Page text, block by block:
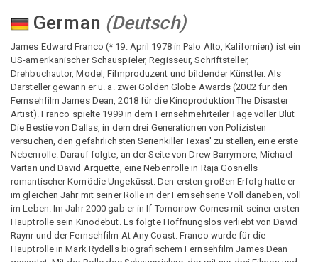
German (Deutsch)
James Edward Franco (* 19. April 1978 in Palo Alto, Kalifornien) ist ein
US-amerikanischer Schauspieler, Regisseur, Schriftsteller,
Drehbuchautor, Model, Filmproduzent und bildender Künstler. Als
Darsteller gewann er u. a. zwei Golden Globe Awards (2002 für den
Fernsehfilm James Dean, 2018 für die Kinoproduktion The Disaster
Artist). Franco spielte 1999 in dem Fernsehmehrteiler Tage voller Blut –
Die Bestie von Dallas, in dem drei Generationen von Polizisten
versuchen, den gefährlichsten Serienkiller Texas' zu stellen, eine erste
Nebenrolle. Darauf folgte, an der Seite von Drew Barrymore, Michael
Vartan und David Arquette, eine Nebenrolle in Raja Gosnells
romantischer Komödie Ungeküsst. Den ersten großen Erfolg hatte er
im gleichen Jahr mit seiner Rolle in der Fernsehserie Voll daneben, voll
im Leben. Im Jahr 2000 gab er in If Tomorrow Comes mit seiner ersten
Hauptrolle sein Kinodebüt. Es folgte Hoffnungslos verliebt von David
Raynr und der Fernsehfilm At Any Coast. Franco wurde für die
Hauptrolle in Mark Rydells biografischem Fernsehfilm James Dean